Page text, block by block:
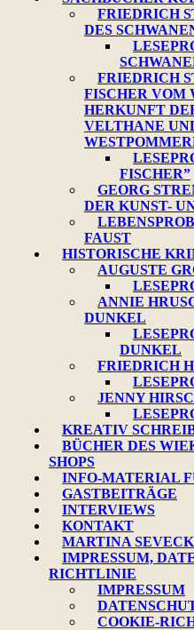
FRIEDRICH
DES
FRIEDRICH
FISCHER VOM
HERKUNFT
VELTHANE
FISCHER”
GEORG
DER KUNST-
FAUST
HISTORISCHE
AUGUSTE
ANNIE
DUNKEL
DUNKEL
FRIEDRICH
JENNY
KREATIV
BÜCHER DES
SHOPS
INFO-MATERIAL
GASTBEITRÄGE
INTERVIEWS
KONTAKT
MARTINA
IMPRESSUM,
RICHTLINIE
IMPRESSUM
COOKIE-